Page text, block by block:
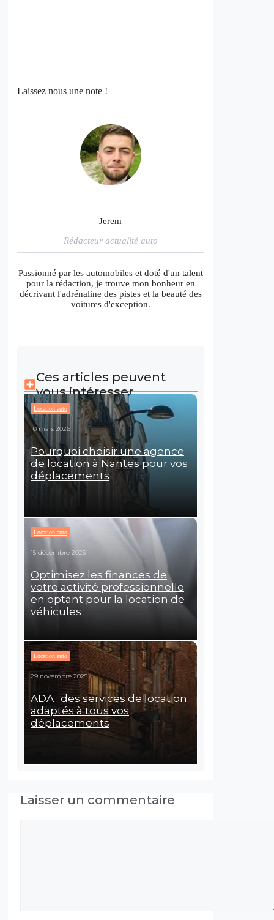
Laissez nous une note !
Jerem
Rédacteur actualité auto
Passionné par les automobiles et doté d'un talent
pour la rédaction, je trouve mon bonheur en
décrivant l'adrénaline des pistes et la beauté des
voitures d'exception.
Ces articles peuvent
vous intéresser
Location auto
10 mars 2026
Pourquoi choisir une agence
de location à Nantes pour vos
déplacements
Location auto
15 décembre 2025
Optimisez les finances de
votre activité professionnelle
en optant pour la location de
véhicules
Location auto
29 novembre 2025
ADA : des services de location
adaptés à tous vos
déplacements
Laisser un commentaire